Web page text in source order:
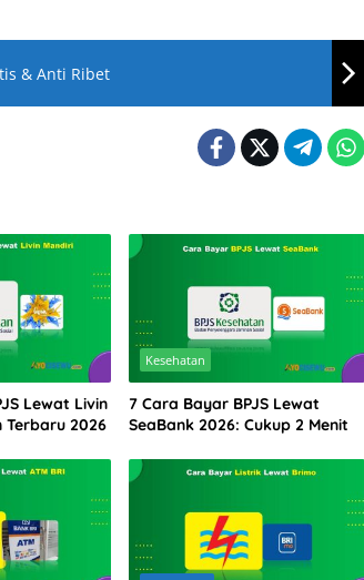
& Anti Ribet
Lewat Livin
Terbaru 2026
Kesehatan
7 Cara Bayar BPJS Lewat
SeaBank 2026: Cukup 2 Menit